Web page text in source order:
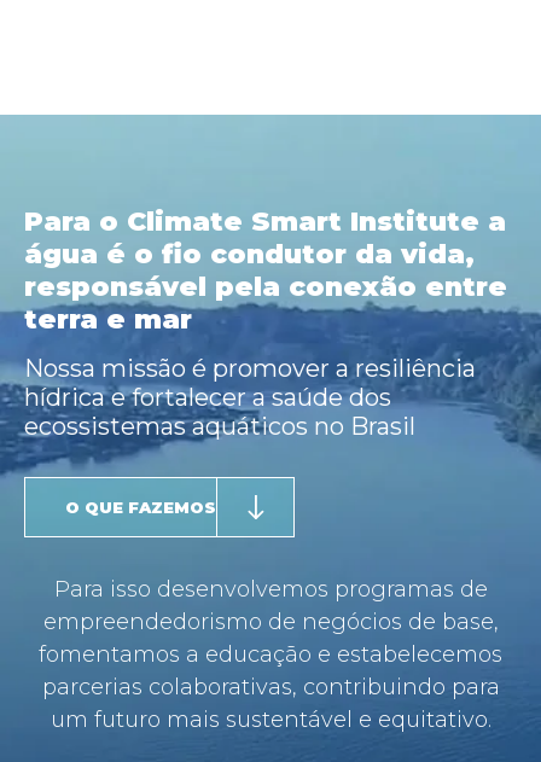
Para o Climate Smart Institute a
água é o fio condutor da vida,
responsável pela conexão entre
terra e mar
Nossa missão é promover a resiliência
hídrica e fortalecer a saúde dos
ecossistemas aquáticos no Brasil
O QUE FAZEMOS
Para isso desenvolvemos programas de
empreendedorismo de negócios de base,
fomentamos a educação e estabelecemos
parcerias colaborativas, contribuindo para
um futuro mais sustentável e equitativo.